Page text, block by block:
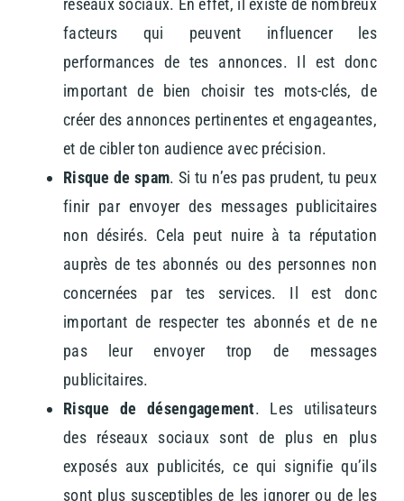
réseaux sociaux. En effet, il existe de nombreux
facteurs qui peuvent influencer les
performances de tes annonces. Il est donc
important de bien choisir tes mots-clés, de
créer des annonces pertinentes et engageantes,
et de cibler ton audience avec précision.
Risque de spam.Si tu n’es pas prudent, tu peux
finir par envoyer des messages publicitaires
non désirés. Cela peut nuire à ta réputation
auprès de tes abonnés ou des personnes non
concernées par tes services. Il est donc
important de respecter tes abonnés et de ne
pas leur envoyer trop de messages
publicitaires.
Risque de désengagement. Les utilisateurs
des réseaux sociaux sont de plus en plus
exposés aux publicités, ce qui signifie qu’ils
sont plus susceptibles de les ignorer ou de les